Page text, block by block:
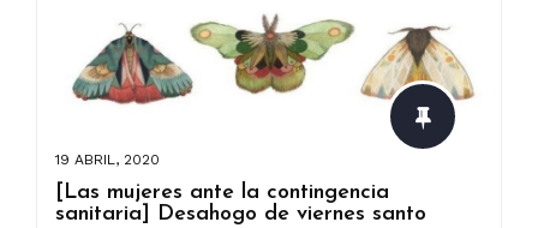
19 ABRIL, 2020
[Las mujeres ante la contingencia
sanitaria] Desahogo de viernes santo